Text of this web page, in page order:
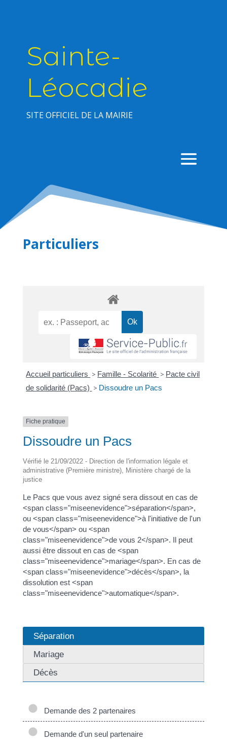
Sainte-
Léocadie
SITE OFFICIEL DE LA MAIRIE
Particuliers
Accueil particuliers > Famille - Scolarité > Pacte civil
de solidarité (Pacs) > Dissoudre un Pacs
Fiche pratique
Dissoudre un Pacs
Vérifié le 21/09/2022 - Direction de l'information légale et
administrative (Première ministre), Ministère chargé de la
justice
Le Pacs que vous avez signé sera dissout en cas de
<span class="miseenevidence">séparation</span>,
ou <span class="miseenevidence">à l'initiative de l'un
de vous</span> ou <span
class="miseenevidence">de vous 2</span>. Il peut
aussi être dissout en cas de <span
class="miseenevidence">mariage</span>. En cas de
<span class="miseenevidence">décès</span>, la
dissolution est <span
class="miseenevidence">automatique</span>.
Séparation
Mariage
Décès
Demande des 2 partenaires
Demande d'un seul partenaire